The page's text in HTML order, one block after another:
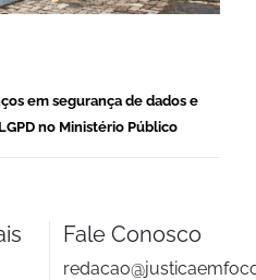
em segurança de dados e
no Ministério Público
Fale Conosco